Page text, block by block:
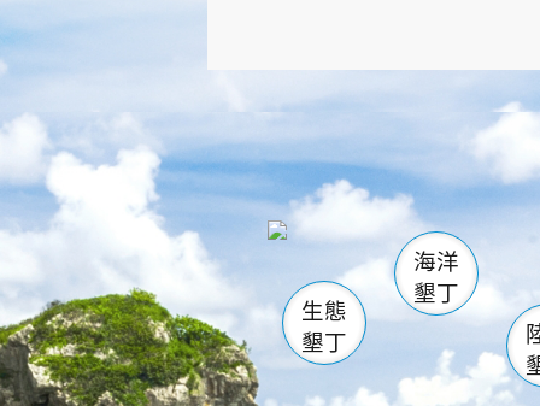
龜山 海生館
恆春
龍鑾潭自
瓊麻館
關山
白砂
生態
墾丁
海洋
墾丁